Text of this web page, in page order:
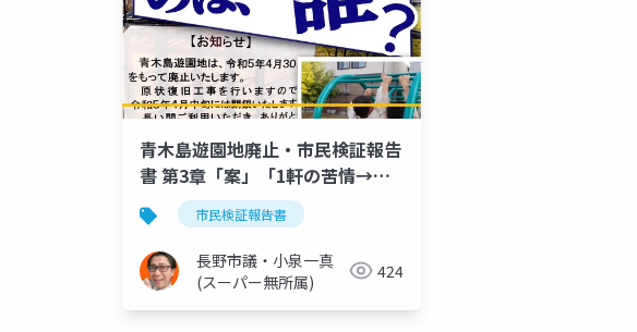
青木島遊園地廃止・市民検証報告
書 第3章「案」「1軒の苦情→こ
ども公園廃止 望んだのは、誰?」
－－検証: 信州・長野県 小さな遊
園地の大きな問い 青木島遊園地
廃止検証市民委員会
市民検証報告書
長野市議・小泉一真
(スーパー無所属)
424